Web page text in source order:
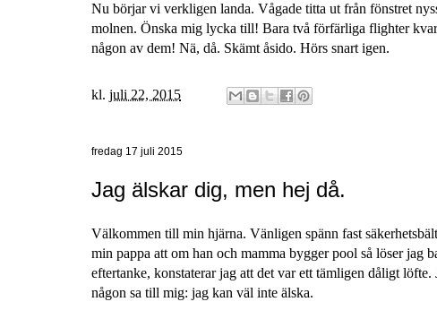
Nu börjar vi verkligen landa. Vågade titta ut från fönstret
molnen. Önska mig lycka till! Bara två förfärliga flighter
någon av dem! Nä, då. Skämt åsido. Hörs snart igen.
kl. juli 22, 2015
fredag 17 juli 2015
Jag älskar dig, men hej då.
Välkommen till min hjärna. Vänligen spänn fast
min pappa att om han och mamma bygger pool så löser jag
eftertanke, konstaterar jag att det var ett tämligen dåligt
någon sa till mig: jag kan väl inte älska.